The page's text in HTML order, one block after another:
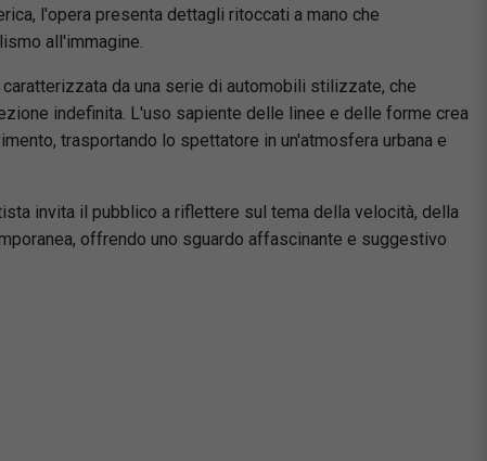
l'opera presenta dettagli ritoccati a mano che
all'immagine.
da una serie di automobili stilizzate, che
indefinita. L'uso sapiente delle linee e delle forme crea
trasportando lo spettatore in un'atmosfera urbana e
invita il pubblico a riflettere sul tema della velocità, della
offrendo uno sguardo affascinante e suggestivo